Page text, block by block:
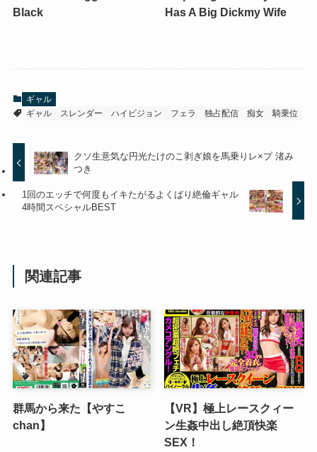
Black
Has A Big Dickmy Wife
ギャル
ギャル
スレンダー ハイビジョン フェラ 独占配信 痴女 騎乗位
クソ生意気な円光たけのこ剥ぎ娘を馬乗りレ×プ 渚み
つき
1回のエッチで何度もイキたがるよくばり絶倫ギャル
4時間スペシャルBEST
関連記事
群馬から来た【やすこ
chan】
【VR】極上レースクィー
ン生姦中出し絶頂快楽
SEX！